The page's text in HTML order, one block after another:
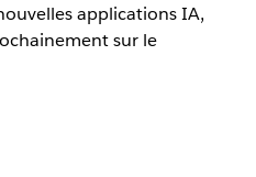
applications IA,
sur le